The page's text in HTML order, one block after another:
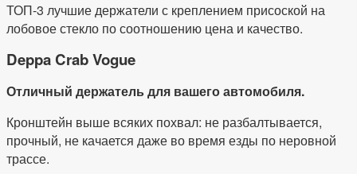
ТОП-3 лучшие держатели с креплением присоской на
лобовое стекло по соотношению цена и качество.
Deppa Crab Vogue
Отличный держатель для вашего автомобиля.
Кронштейн выше всяких похвал: не разбалтывается,
прочный, не качается даже во время езды по неровной
трассе.